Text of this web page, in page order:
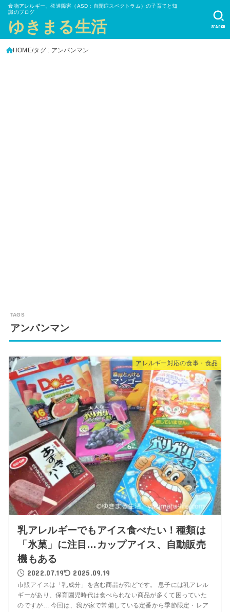
食物アレルギー、発達障害（ASD：自閉症スペクトラム）の子育てと知
識のブログ
ゆきまる生活 SEARCH
HOME タグ : アンパンマン
アンパンマン
アレルギー対応の食事・食品
乳アレルギーでもアイス食べたい！種類は
「氷菓」に注目…カップアイス、自動販売
機もある
2022.07.19 2025.09.19
市販アイスは「乳成分」を含む商品が殆どです。 息子には乳アレル
ギーがあり、保育園児時代は食べられない商品が多くて困っていた
のですが… 今回は、我が家で常備している定番から季節限定・レア